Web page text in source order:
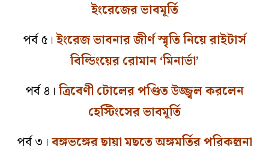
ইংরেজের ভাবমূর্তি
পর্ব ৫।ইংরেজ ভাবনার জীর্ণ স্মৃতি নিয়ে রাইটার্স
বিল্ডিংয়ের রোমান ‘মিনার্ভা’
পর্ব ৪। ত্রিবেণী টোলের পণ্ডিত উজ্জ্বল করলেন
হেস্টিংসের ভাবমূর্তি